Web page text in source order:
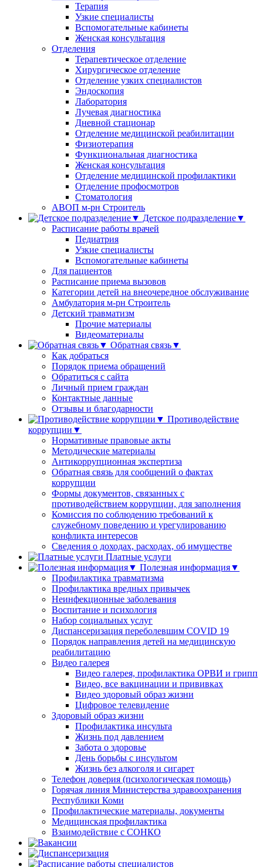
Терапия
Узкие специалисты
Вспомогательные кабинеты
Женская консультация
Отделения
Терапевтическое отделение
Хирургическое отделение
Отделение узких специалистов
Эндоскопия
Лаборатория
Лучевая диагностика
Дневной стационар
Отделение медицинской реабилитации
Физиотерапия
Функциональная диагностика
Женская консультация
Отделение медицинской профилактики
Отделение профосмотров
Стоматология
АВОП м-рн Строитель
Детское подразделение▼
Расписание работы врачей
Педиатрия
Узкие специалисты
Вспомогательные кабинеты
Для пациентов
Расписание приема вызовов
Категории детей на внеочередное обслуживание
Амбулатория м-рн Строитель
Детский травматизм
Прочие материалы
Видеоматериалы
Обратная связь▼
Как добраться
Порядок приема обращений
Обратиться с сайта
Личный прием граждан
Контактные данные
Отзывы и благодарности
Противодействие
коррупции▼
Нормативные правовые акты
Методические материалы
Антикоррупционная экспертиза
Обратная связь для сообщений о фактах
коррупции
Формы документов, связанных с
противодействием коррупции, для заполнения
Комиссия по соблюдению требований к
служебному поведению и урегулированию
конфликта интересов
Сведения о доходах, расходах, об имуществе
Платные услуги
Полезная информация▼
Профилактика травматизма
Профилактика вредных привычек
Неинфекционные заболевания
Воспитание и психология
Набор социальных услуг
Диспансеризация переболевшим COVID 19
Порядок направления детей на медицинскую
реабилитацию
Видео галерея
Видео галерея, профилактика ОРВИ и грипп
Видео, все вакцинации и прививках
Видео здоровый образ жизни
Цифровое телевидение
Здоровый образ жизни
Профилактика инсульта
Жизнь под давлением
Забота о здоровье
День борьбы с инсультом
Жизнь без алкоголя и сигарет
Телефон доверия (психологическая помощь)
Горячая линия Министерства здравоохранения
Республики Коми
Профилактические материалы, документы
Медицинская профилактика
Взаимодействие с СОНКО